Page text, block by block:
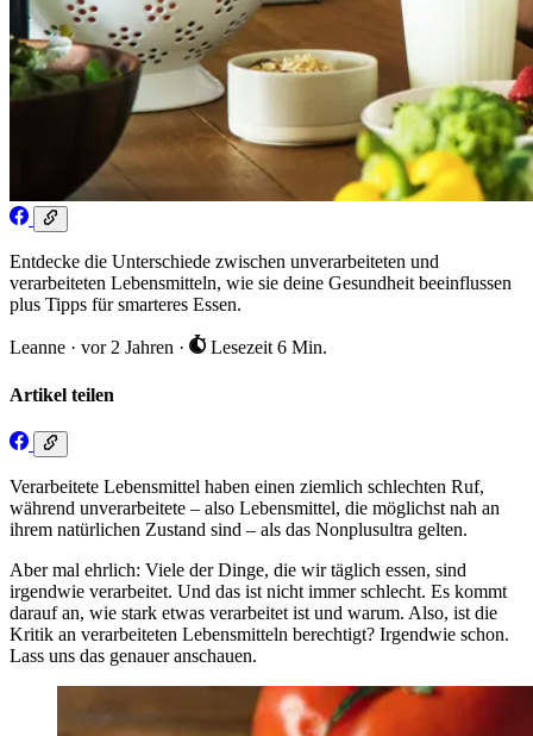
Entdecke die Unterschiede zwischen unverarbeiteten und
verarbeiteten Lebensmitteln, wie sie deine Gesundheit beeinflussen
plus Tipps für smarteres Essen.
Leanne · vor 2 Jahren · Lesezeit 6 Min.
Artikel teilen
Verarbeitete Lebensmittel haben einen ziemlich schlechten Ruf,
während unverarbeitete – also Lebensmittel, die möglichst nah an
ihrem natürlichen Zustand sind – als das Nonplusultra gelten.
Aber mal ehrlich: Viele der Dinge, die wir täglich essen, sind
irgendwie verarbeitet. Und das ist nicht immer schlecht. Es kommt
darauf an, wie stark etwas verarbeitet ist und warum. Also, ist die
Kritik an verarbeiteten Lebensmitteln berechtigt? Irgendwie schon.
Lass uns das genauer anschauen.